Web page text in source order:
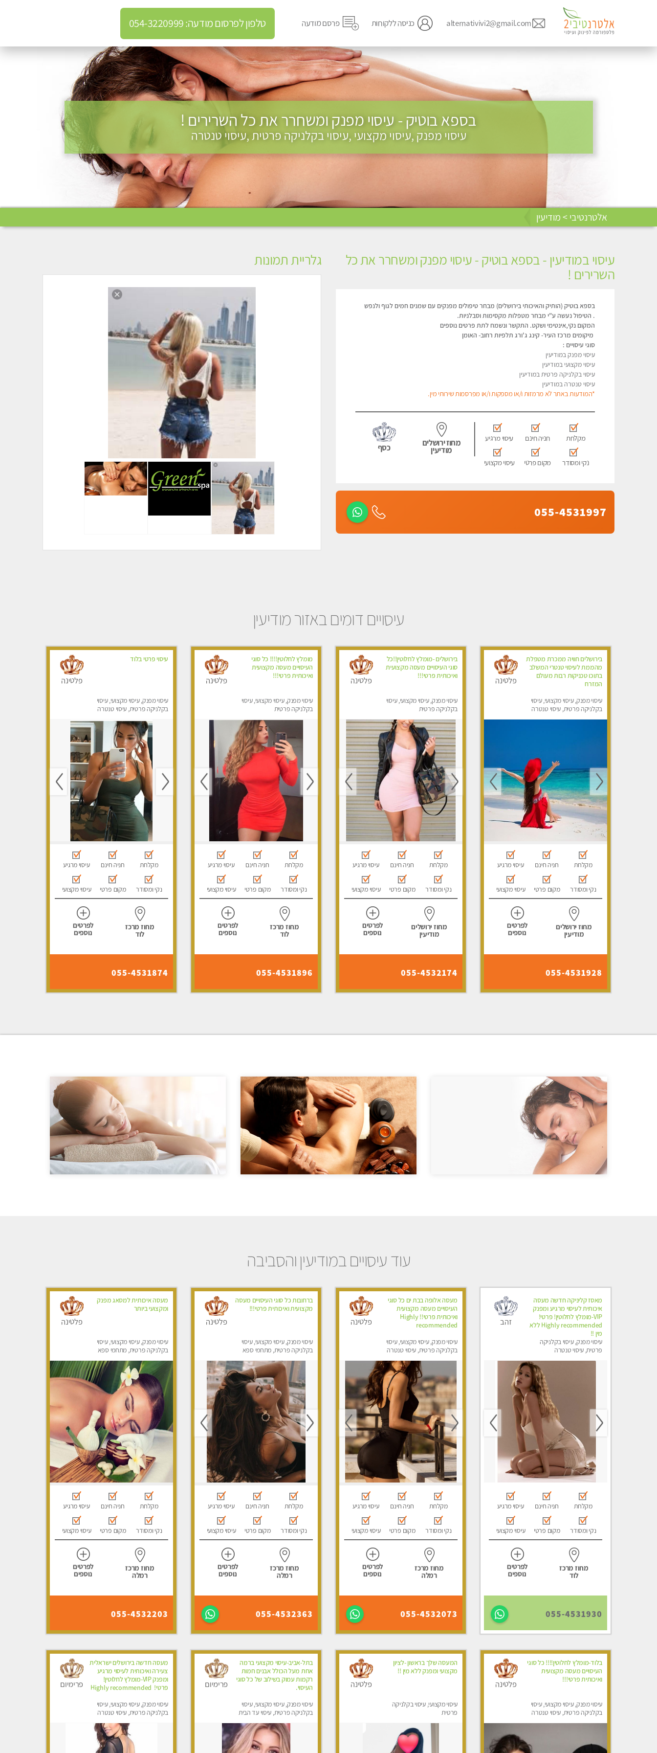
alternativivi2@gmail.com כניסה ללקוחות פרסם מודעה טלפון לפרסום מודעה: 054-3220999
בספא בוטיק - עיסוי מפנק ומשחרר את כל השרירים !
עיסוי מפנק ,עיסוי מקצועי ,עיסוי בקלניקה פרטית ,עיסוי טנטרה
אלטרנטיבי > מודיעין
עיסוי במודיעין - בספא בוטיק - עיסוי מפנק ומשחרר את כל
השרירים !
בספא בוטיק (הותיק והאיכותי בירושלים) מבחר טיפולים מפנקים עם שמנים חמים לגוף ולנפש
. הטיפול נעשה ע"י מבחר מטפלות מקסימות וסבלניות.
המקום נקי,אינטימי ושקט. התקשר ונשמח לתת פרטים נוספים
מיקומים מרכז העיר- קינג ג'ורג תלפיות רחוב- האומן
סוגי עיסויים :
עיסוי מפנק במודיעין
עיסוי מקצועי במודיעין
עיסוי בקלניקה פרטית במודיעין
עיסוי טנטרה במודיעין
*המודעות באתר לא מרמזות ו/או מספקות ו/או מפרסמות שירותי מין.
מקלחת חניה חינם עיסוי מרגיע
נקי ומסודר מקום פרטי עיסוי מקצועי
מחוז ירושלים
מודיעין כסף
055-4531997
גלריית תמונות
עיסויים דומים באזור מודיעין
בירושלים חוויה ממכרת מטפלת
מהממת לעיסוי טנטרי המשלב
בתוכו טכניקות רבות מעולם
המזרח
עיסוי מפנק, עיסוי מקצועי, עיסוי
בקלניקה פרטית, עיסוי טנטרה
פלטינה
מקלחת חניה חינם עיסוי מרגיע
נקי ומסודר מקום פרטי עיסוי מקצועי
מחוז ירושלים
מודיעין
לפרטים
נוספים
055-4531928
בירושלים -מומלץ לחלוטין!!כל
סוגי העיסויים מעסה מקצועית
ואיכותית פרטי!!!
עיסוי מפנק, עיסוי מקצועי, עיסוי
בקלניקה פרטית
פלטינה
מקלחת חניה חינם עיסוי מרגיע
נקי ומסודר מקום פרטי עיסוי מקצועי
מחוז ירושלים
מודיעין
לפרטים
נוספים
055-4532174
מומלץ לחלוטין!!!! כל סוגי
העיסויים מעסה מקצועית
ואיכותית פרטי!!!
עיסוי מפנק, עיסוי מקצועי, עיסוי
בקלניקה פרטית
פלטינה
מקלחת חניה חינם עיסוי מרגיע
נקי ומסודר מקום פרטי עיסוי מקצועי
מחוז מרכז
לוד
לפרטים
נוספים
055-4531896
עיסוי פרטי בלוד
עיסוי מפנק, עיסוי מקצועי, עיסוי
בקלניקה פרטית, עיסוי טנטרה
פלטינה
מקלחת חניה חינם עיסוי מרגיע
נקי ומסודר מקום פרטי עיסוי מקצועי
מחוז מרכז
לוד
לפרטים
נוספים
055-4531874
עוד עיסויים במודיעין והסביבה
מאסז קליניקה חדשה מעסה
איכותית לעיסוי מרגיע ומפנק
VIP-מומלץ לחלוטין! פרטי! ​​​​​​
Highly recommended ללא
מין !!
עיסוי מפנק, עיסוי בקלניקה
פרטית, עיסוי טנטרה
זהב
מקלחת חניה חינם עיסוי מרגיע
נקי ומסודר מקום פרטי עיסוי מקצועי
מחוז מרכז
לוד
לפרטים
נוספים
055-4531930
מעסה אלופה בבת ים כל סוגי
העיסויים מעסה מקצועית
ואיכותית פרטי!! Highly
recommended
עיסוי מפנק, עיסוי מקצועי, עיסוי
בקלניקה פרטית, עיסוי טנטרה
פלטינה
מקלחת חניה חינם עיסוי מרגיע
נקי ומסודר מקום פרטי עיסוי מקצועי
מחוז מרכז
רמלה
לפרטים
נוספים
055-4532073
ברחובות כל סוגי העיסויים מעסה
מקצועית ואיכותית פרטי!!!
עיסוי מפנק, עיסוי מקצועי, עיסוי
בקלניקה פרטית, מתחמי ספא
פלטינה
מקלחת חניה חינם עיסוי מרגיע
נקי ומסודר מקום פרטי עיסוי מקצועי
מחוז מרכז
רמלה
לפרטים
נוספים
055-4532363
מעסה איכותית למסאג מפנק
ומקצועי ביותר
עיסוי מפנק, עיסוי מקצועי, עיסוי
בקלניקה פרטית, מתחמי ספא
טנטרה
פלטינה
מקלחת חניה חינם עיסוי מרגיע
נקי ומסודר מקום פרטי עיסוי מקצועי
מחוז מרכז
רמלה
לפרטים
נוספים
055-4532203
בלוד-מומלץ לחלוטין!!!! כל סוגי
העיסויים מעסה מקצועית
ואיכותית פרטי!!!
עיסוי מפנק, עיסוי מקצועי, עיסוי
בקלניקה פרטית, עיסוי טנטרה
פלטינה
המעסה שלך בראשון -לציון
מקצועי ומפנק ללא מין !!
עיסוי מקצועי, עיסוי בקלניקה
פרטית
פלטינה
בתל-אביב-עיסוי מקצועי ברמה
אחת מעל הכולל אבנים חמות
רקמות עמוק בשילוב של כל סוגי
העיסוי.
עיסוי מפנק, עיסוי מקצועי, עיסוי
בקלניקה פרטית, עיסוי עד הבית
פרימיום
מעסה חדשה בירושלים ישראלית
צעירה ואיכותית לעיסוי מרגיע
ומפנק VIP-מומלץ לחלוטין!
פרטי! ​​​​​​ Highly recommended
עיסוי מפנק, עיסוי מקצועי, עיסוי
בקלניקה פרטית, עיסוי טנטרה
פרימיום